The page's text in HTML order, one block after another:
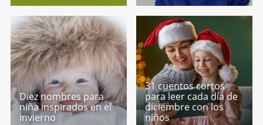
Diez nombres para
niña inspirados en el
invierno
31 cuentos cortos
para leer cada día de
diciembre con los
niños